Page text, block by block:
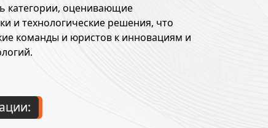
категории, оценивающие
и технологические решения, что
команды и юристов к инновациям и